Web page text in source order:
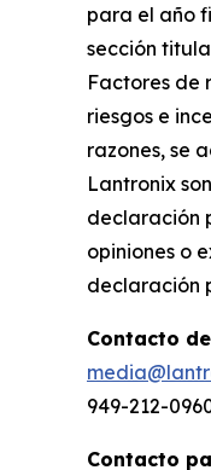
para el año
sección
Factores de
riesgos e
razones, se
Lantronix
declaración
opiniones o
declaración
Contacto
949-212-
Contacto